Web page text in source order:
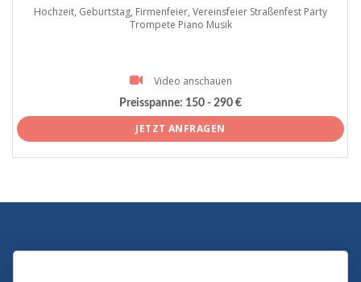
Hochzeit, Geburtstag, Firmenfeier, Vereinsfeier Straßenfest Party
Trompete Piano Musik
Video anschauen
Preisspanne: 150 - 290 €
JETZT ANFRAGEN